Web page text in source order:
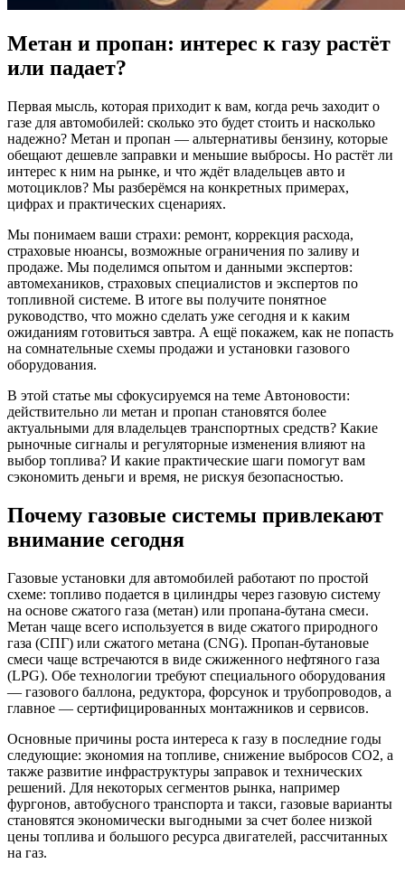
Метан и пропан: интерес к газу растёт
или падает?
Первая мысль, которая приходит к вам, когда речь заходит о
газе для автомобилей: сколько это будет стоить и насколько
надежно? Метан и пропан — альтернативы бензину, которые
обещают дешевле заправки и меньшие выбросы. Но растёт ли
интерес к ним на рынке, и что ждёт владельцев авто и
мотоциклов? Мы разберёмся на конкретных примерах,
цифрах и практических сценариях.
Мы понимаем ваши страхи: ремонт, коррекция расхода,
страховые нюансы, возможные ограничения по заливу и
продаже. Мы поделимся опытом и данными экспертов:
автомехаников, страховых специалистов и экспертов по
топливной системе. В итоге вы получите понятное
руководство, что можно сделать уже сегодня и к каким
ожиданиям готовиться завтра. А ещё покажем, как не попасть
на сомнательные схемы продажи и установки газового
оборудования.
В этой статье мы сфокусируемся на теме Автоновости:
действительно ли метан и пропан становятся более
актуальными для владельцев транспортных средств? Какие
рыночные сигналы и регуляторные изменения влияют на
выбор топлива? И какие практические шаги помогут вам
сэкономить деньги и время, не рискуя безопасностью.
Почему газовые системы привлекают
внимание сегодня
Газовые установки для автомобилей работают по простой
схеме: топливо подается в цилиндры через газовую систему
на основе сжатого газа (метан) или пропана-бутана смеси.
Метан чаще всего используется в виде сжатого природного
газа (СПГ) или сжатого метана (CNG). Пропан-бутановые
смеси чаще встречаются в виде сжиженного нефтяного газа
(LPG). Обе технологии требуют специального оборудования
— газового баллона, редуктора, форсунок и трубопроводов, а
главное — сертифицированных монтажников и сервисов.
Основные причины роста интереса к газу в последние годы
следующие: экономия на топливе, снижение выбросов CO2, а
также развитие инфраструктуры заправок и технических
решений. Для некоторых сегментов рынка, например
фургонов, автобусного транспорта и такси, газовые варианты
становятся экономически выгодными за счет более низкой
цены топлива и большого ресурса двигателей, рассчитанных
на газ.